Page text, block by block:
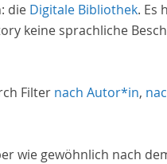
die Digitale Bibliothek. Es
keine sprachliche
Filter nach Autor*in,
wie gewöhnlich nach